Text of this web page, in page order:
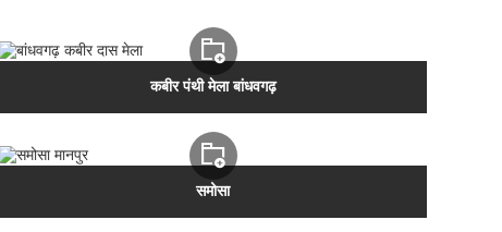
कबीर पंथी मेला बांधवगढ़
समोसा